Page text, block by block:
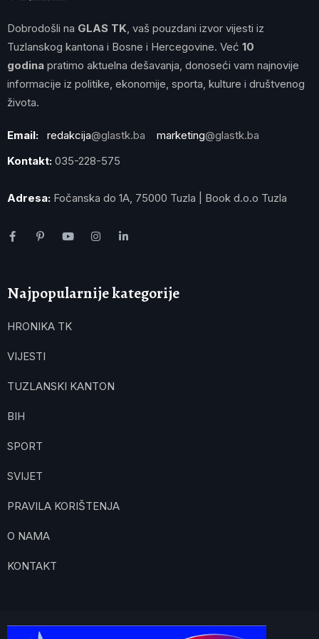
Dobrodošli na GLAS TK , vaš pouzdani izvor vijesti iz
Tuzlanskog kantona i Bosne i Hercegovine. Već 10
godina pratimo aktuelna dešavanja, donoseći vam najnovije
informacije iz politike, ekonomije, sporta, kulture i društvenog
života.
Email: redakcija@glastk.ba marketing@glastk.ba
Kontakt: 035-228-575
Adresa: Fočanska do 1A, 75000 Tuzla | Book d.o.o Tuzla
Najpopularnije kategorije
HRONIKA TK
VIJESTI
TUZLANSKI KANTON
BIH
SPORT
SVIJET
PRAVILA KORIŠTENJA
O NAMA
KONTAKT